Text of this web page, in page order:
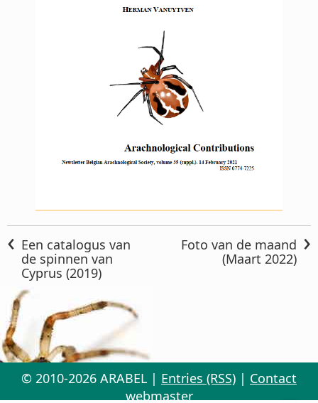
‹ Een catalogus van
de spinnen van
Cyprus (2019)
Foto van de maand
(Maart 2022) ›
© 2010-2026 ARABEL | Entries (RSS) | Contact
webmaster